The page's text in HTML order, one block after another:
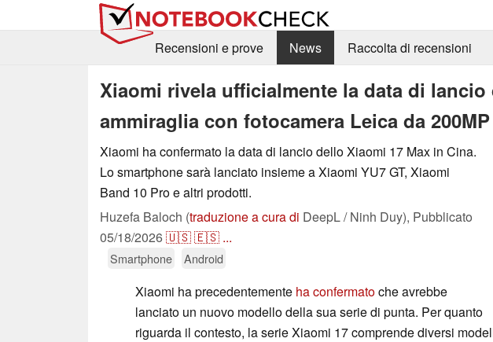
Recensioni e prove
News Raccolta di recensioni
Xiaomi rivela ufficialmente la data di lancio
ammiraglia con fotocamera Leica da 200MP
Xiaomi ha confermato la data di lancio dello Xiaomi 17 Max in Cina.
Lo smartphone sarà lanciato insieme a Xiaomi YU7 GT, Xiaomi
Band 10 Pro e altri prodotti.
Huzefa Baloch (traduzione a cura di DeepL / Ninh Duy), Pubblicato
05/18/2026🇺🇸🇪🇸 ...
Smartphone Android
Xiaomi ha precedentemente ha confermatoche avrebbe
lanciato un nuovo modello della sua serie di punta. Per quanto
riguarda il contesto, la serie Xiaomi 17 comprende diversi